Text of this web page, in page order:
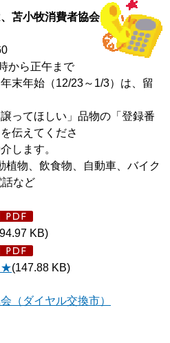
苫小牧消費者協会
から正午まで
始（12/23～1/3）は、留
ってほしい」品物の「登録番
伝えてくださ
ます。
植物、飲食物、自動車、バイク
話など
KB)
★(147.88 KB)
（ダイヤル交換市）